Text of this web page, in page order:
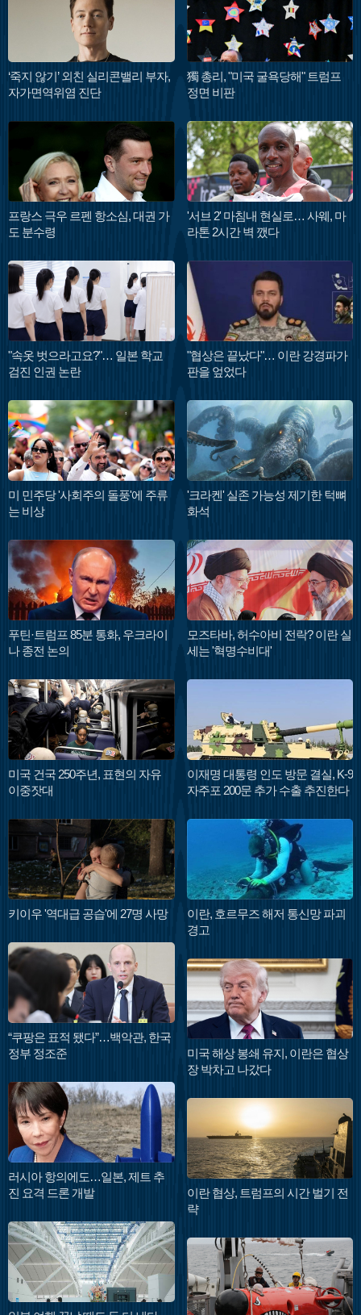
‘죽지 않기’ 외친 실리콘밸리 부자,
자가면역위염 진단
프랑스 극우 르펜 항소심, 대권 가
도 분수령
"속옷 벗으라고요?"… 일본 학교
검진 인권 논란
미 민주당 '사회주의 돌풍'에 주류
는 비상
푸틴·트럼프 85분 통화, 우크라이
나 종전 논의
미국 건국 250주년, 표현의 자유
이중잣대
키이우 '역대급 공습'에 27명 사망
“쿠팡은 표적 됐다”…백악관, 한국
정부 정조준
러시아 항의에도…일본, 제트 추
진 요격 드론 개발
獨 총리, "미국 굴욕당해" 트럼프
정면 비판
'서브 2' 마침내 현실로… 사웨, 마
라톤 2시간 벽 깼다
"협상은 끝났다"… 이란 강경파가
판을 엎었다
'크라켄' 실존 가능성 제기한 턱뼈
화석
모즈타바, 허수아비 전락? 이란 실
세는 '혁명수비대'
이재명 대통령 인도 방문 결실, K-9
자주포 200문 추가 수출 추진한다
이란, 호르무즈 해저 통신망 파괴
경고
미국 해상 봉쇄 유지, 이란은 협상
장 박차고 나갔다
이란 협상, 트럼프의 시간 벌기 전
략